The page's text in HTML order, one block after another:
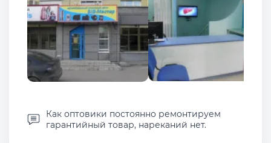
Как оптовики постоянно ремонтируем
гарантийный товар, нареканий нет.